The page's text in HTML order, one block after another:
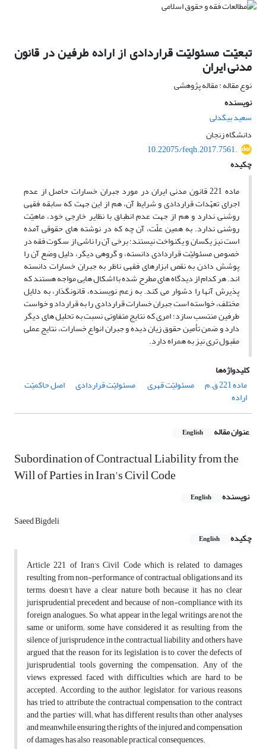
تبعیّت مسئولیّت قراردادی از اراده طرفین در قانون
مدنی ایران
نوع مقاله : مقاله پژوهشی
نویسنده
سعید بیگدلی
دانشگاه زنجان
10.22075/feqh.2017.7561.
چکیده
ماده 221 قانون مدنی ایران در مورد جبران خسارات حاصل از عدم
اجرای تعهّدات قراردادی و شرایط آن، هم از این جهت که سابقه فقهی
روشنی ندارد و هم از جهت عدم انطباق با نظایر خارجی خود، ماهیّت
روشنی ندارد. به همین علّت، آن چه که در نوشته های حقوقی آمده
است نیز یکسان و یکنواخت نیستند؛ برخی آن را ناشی از سکوت فقه در
خصوص مسئولیّت قراردادی دانسته، و گروهی دیگر، دلیل وضع آن را
پوشش دادن به نقص ابزارهای فقهی ناظر به جبران خسارات دانسته
اند. هر کدام از دیدگاه های مطرح شده با اشکال هایی مواجه هستند که
پذیرش آنها را دشوار می کند. به زعم نویسنده، قانونگذار،‌ به دلایل
مختلف، خواسته است جبران خسارات قراردادی را به قرارداد و خواست
طرفین منتسب سازد؛ امری که نتایج متفاوتی نسبت به تحلیل های دیگر
دارد و ضمن تأمین حقوق زیان دیده و جبران انواع خسارات، نتایج عملی
مقبول تری نیز به همراه دارد.
کلیدواژه‌ها
ماده 221 ق.م
مسئولیّت قهری ‌ مسئولیّت قراردادی اصل حاکمیّت
اراده
عنوان مقاله English
Subordination of Contractual Liability from the
Will of Parties in Iran's Civil Code
نویسنده English
Saeed Bigdeli
چکیده
English
Article 221 of Iran's Civil Code which is related to damages
resulting from non-performance of contractual obligations and its
terms, doesn't have a clear nature both because it has no clear
jurisprudential precedent and because of non-compliance with its
foreign analogues. So, what appear in the legal writings are not the
same or uniform; some have considered it as resulting from the
silence of jurisprudence in the contractual liability and others have
argued that the reason for its legislation is to cover the defects of
jurisprudential tools governing the compensation. Any of the
views expressed, faced with difficulties which are hard to be
accepted. According to the author, legislator, for various reasons,
has tried to attribute the contractual compensation to the contract
and the parties' will; what has different results than other analyses
and meanwhile ensuring the rights of the injured and compensation
of damages, has also reasonable practical consequences.